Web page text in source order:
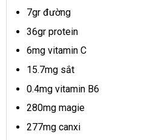
7gr đường
36gr protein
6mg vitamin C
15.7mg sắt
0.4mg vitamin B6
280mg magie
277mg canxi